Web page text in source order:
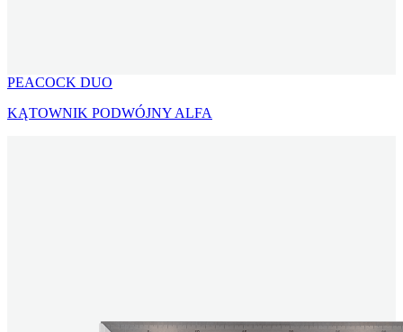
PEACOCK DUO
KĄTOWNIK PODWÓJNY ALFA